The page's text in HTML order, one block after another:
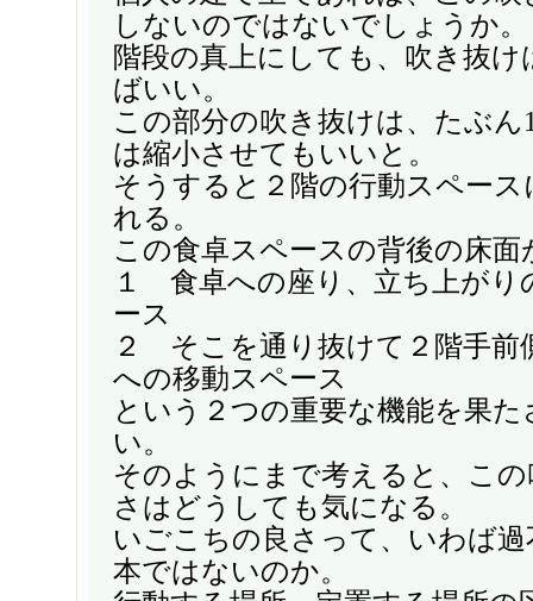
しないのではないでしょうか。
階段の真上にしても、吹き抜け
ばいい。
この部分の吹き抜けは、たぶん
は縮小させてもいいと。
そうすると２階の行動スペー
れる。
この食卓スペースの背後の床面
１ 食卓への座り、立ち上がり
ース
２ そこを通り抜けて２階手前
への移動スペース
という２つの重要な機能を果
い。
そのようにまで考えると、こ
さはどうしても気になる。
いごこちの良さって、いわば
本ではないのか。